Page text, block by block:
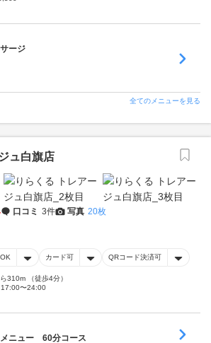
ージ
全てのメニューを見る
ュ白旗店
口コミ 3件 写真 20枚
カード可 QRコード決済可
310m （徒歩4分）
〜24:00
メニュー 60分コース